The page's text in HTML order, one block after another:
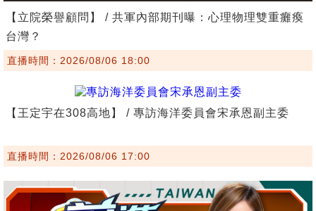
【立院榮譽顧問】 / 共軍內部期刊曝：心理物理雙重癱瘓
台灣？
直播時間：2026/08/06 18:00
【王定宇在308高地】 / 專訪海洋委員會宋承恩副主委
直播時間：2026/08/06 17:00